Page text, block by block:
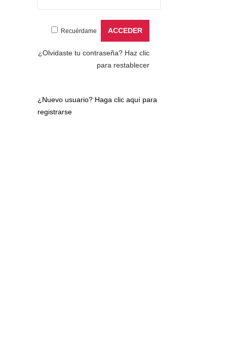
Recuérdame
¿Olvidaste tu contraseña? Haz clic
para restablecer
¿Nuevo usuario? Haga clic aquí para
registrarse